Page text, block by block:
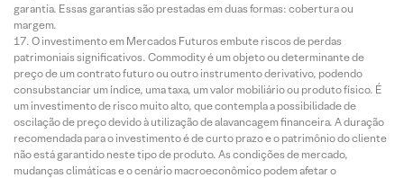
garantia. Essas garantias são prestadas em duas formas: cobertura ou
margem.
O investimento em Mercados Futuros embute riscos de perdas
patrimoniais significativos. Commodity é um objeto ou determinante de
preço de um contrato futuro ou outro instrumento derivativo, podendo
consubstanciar um índice, uma taxa, um valor mobiliário ou produto físico. É
um investimento de risco muito alto, que contempla a possibilidade de
oscilação de preço devido à utilização de alavancagem financeira. A duração
recomendada para o investimento é de curto prazo e o patrimônio do cliente
não está garantido neste tipo de produto. As condições de mercado,
mudanças climáticas e o cenário macroeconômico podem afetar o